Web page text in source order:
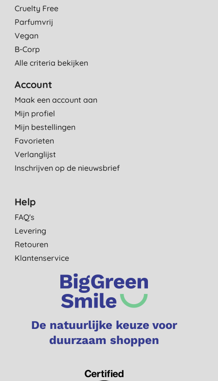
Cruelty Free
Parfumvrij
Vegan
B-Corp
Alle criteria bekijken
Account
Maak een account aan
Mijn profiel
Mijn bestellingen
Favorieten
Verlanglijst
Inschrijven op de nieuwsbrief
Help
FAQ's
Levering
Retouren
Klantenservice
De natuurlijke keuze voor
duurzaam shoppen